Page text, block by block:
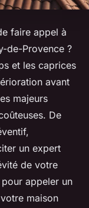
faire appel à
de-Provence ?
et les caprices
avant
majeurs
De
un expert
de votre
appeler un
maison